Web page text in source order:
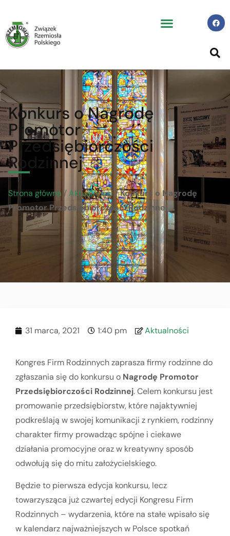
Konkurs o Nagrodę
Promotor
Przedsiębiorczości
Rodzinnej
Strona główna /Aktualności /Konkurs o Nagrodę
Promotor Przedsiębiorczości Rodzinnej
31 marca, 2021 1:40 pm Aktualności
Kongres Firm Rodzinnych zaprasza firmy rodzinne do
zgłaszania się do konkursu o Nagrodę Promotor
Przedsiębiorczości Rodzinnej. Celem konkursu jest
promowanie przedsiębiorstw, które najaktywniej
podkreślają w swojej komunikacji z rynkiem, rodzinny
charakter firmy prowadząc spójne i ciekawe
działania promocyjne oraz w kreatywny sposób
odwołują się do mitu założycielskiego.
Będzie to pierwsza edycja konkursu, lecz
towarzysząca już czwartej edycji Kongresu Firm
Rodzinnych – wydarzenia, które na stałe wpisało się
w kalendarz najważniejszych w Polsce spotkań